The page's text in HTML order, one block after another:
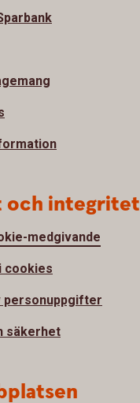
och integritet
medgivande
cookies
personuppgifter
säkerhet